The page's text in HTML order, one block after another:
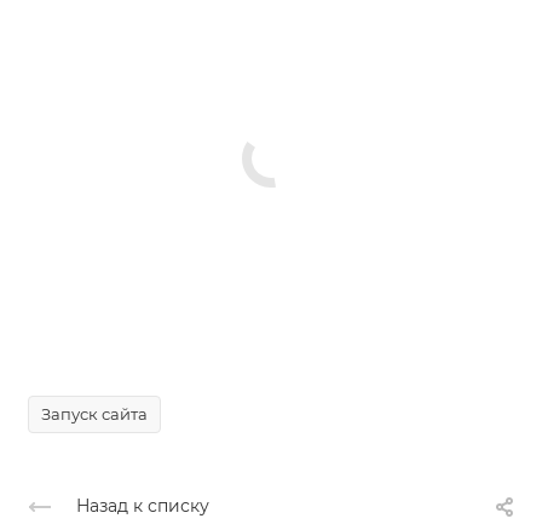
Запуск сайта
Назад к списку